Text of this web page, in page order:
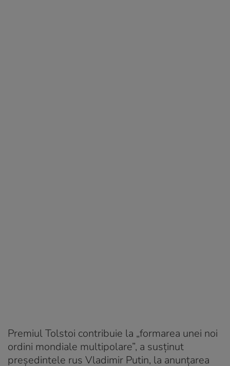
Premiul Tolstoi contribuie la „formarea unei noi
ordini mondiale multipolare”, a susținut
președintele rus Vladimir Putin, la anunțarea